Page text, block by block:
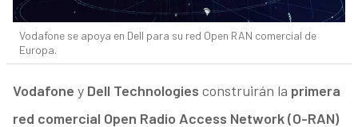
Vodafone se apoya en Dell para su red Open RAN comercial de
Europa.
Vodafone y Dell Technologies construirán la primera
red comercial Open Radio Access Network (O-RAN)